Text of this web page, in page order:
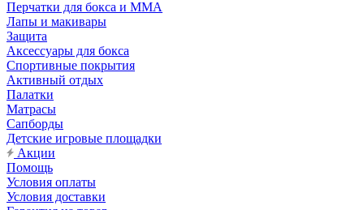
Перчатки для бокса и MMA
Лапы и макивары
Защита
Аксессуары для бокса
Спортивные покрытия
Активный отдых
Палатки
Матрасы
Сапборды
Детские игровые площадки
Акции
Помощь
Условия оплаты
Условия доставки